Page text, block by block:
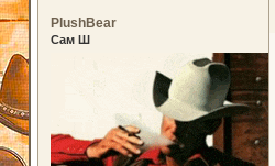
PlushBear
Сам Ш